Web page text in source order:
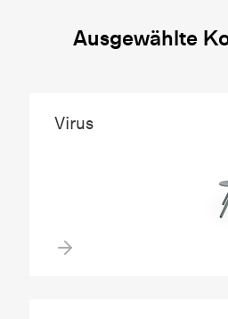
Ausgewählte
Virus